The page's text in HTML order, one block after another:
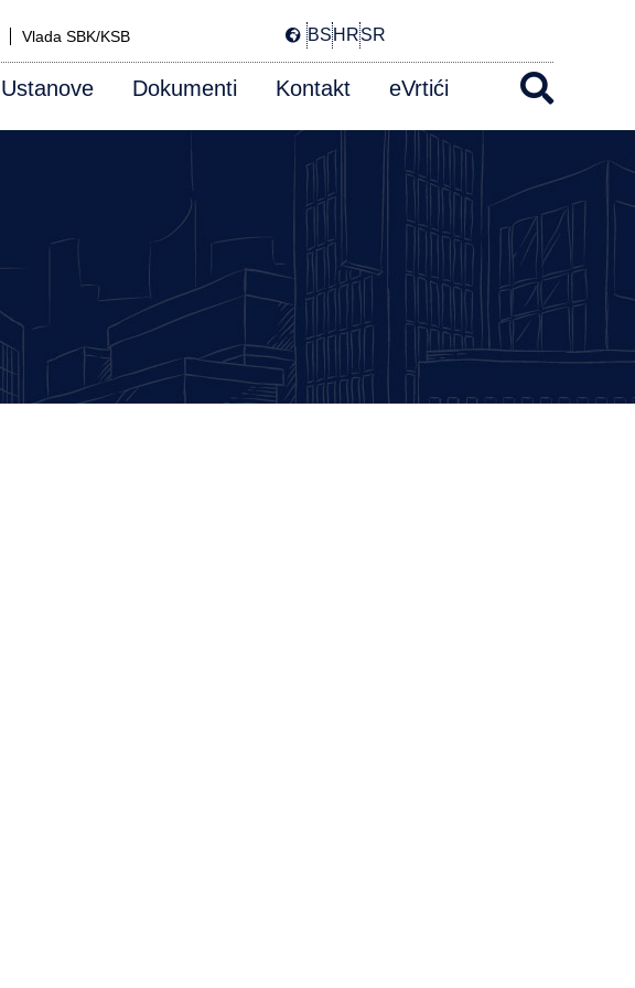
Vlada SBK/KSB BSHRSR
Ustanove Dokumenti Kontakt eVrtići